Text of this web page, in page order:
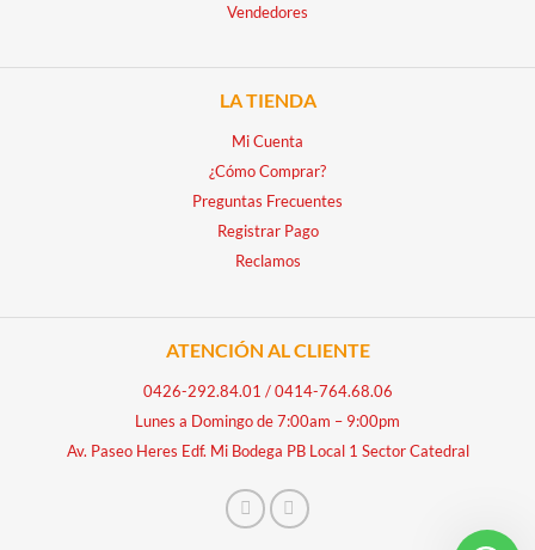
Vendedores
LA TIENDA
Mi Cuenta
¿Cómo Comprar?
Preguntas Frecuentes
Registrar Pago
Reclamos
ATENCIÓN AL CLIENTE
0426-292.84.01 /0414-764.68.06
Lunes a Domingo de 7:00am – 9:00pm
Av. Paseo Heres Edf. Mi Bodega PB Local 1 Sector Catedral